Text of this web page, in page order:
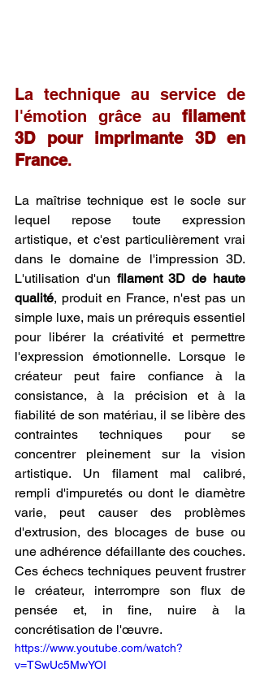
La technique au service de
l'émotion grâce au filament
3D pour imprimante 3D en
France.
La maîtrise technique est le socle sur
lequel repose toute expression
artistique, et c'est particulièrement vrai
dans le domaine de l'impression 3D.
L'utilisation d'un filament 3D de haute
qualité, produit en France, n'est pas un
simple luxe, mais un prérequis essentiel
pour libérer la créativité et permettre
l'expression émotionnelle. Lorsque le
créateur peut faire confiance à la
consistance, à la précision et à la
fiabilité de son matériau, il se libère des
contraintes techniques pour se
concentrer pleinement sur la vision
artistique. Un filament mal calibré,
rempli d'impuretés ou dont le diamètre
varie, peut causer des problèmes
d'extrusion, des blocages de buse ou
une adhérence défaillante des couches.
Ces échecs techniques peuvent frustrer
le créateur, interrompre son flux de
pensée et, in fine, nuire à la
concrétisation de l'œuvre.
https://www.youtube.com/watch?
v=TSwUc5MwYOI